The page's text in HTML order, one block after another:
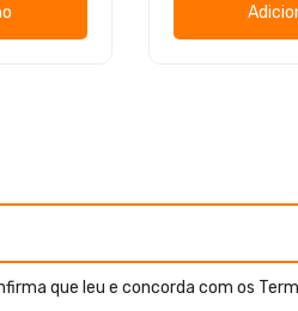
que leu e concorda com os